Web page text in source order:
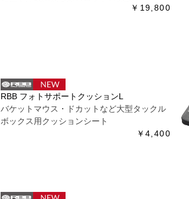
￥19,800
RBB フォトサポートクッションL
バケットマウス・ドカットなど大型タックル
ボックス用クッションシート
￥4,400